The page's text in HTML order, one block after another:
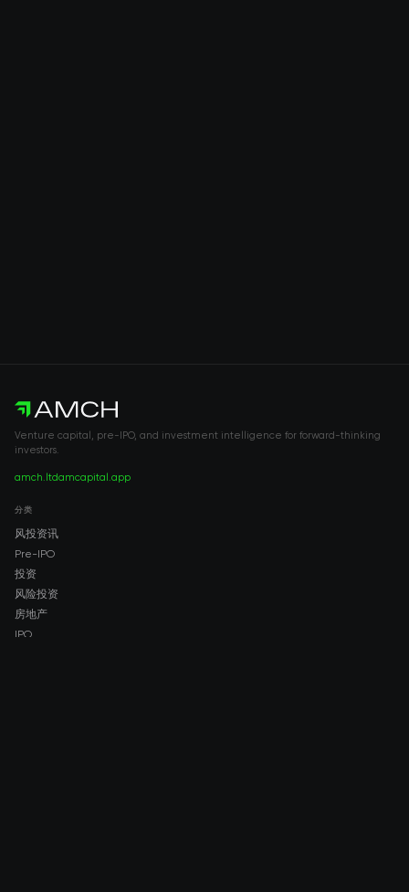
Venture capital, pre-IPO, and investment intelligence for forward-thinking
investors.
amch.ltdamcapital.app
分类
风投资讯
Pre-IPO
投资
风险投资
房地产
IPO